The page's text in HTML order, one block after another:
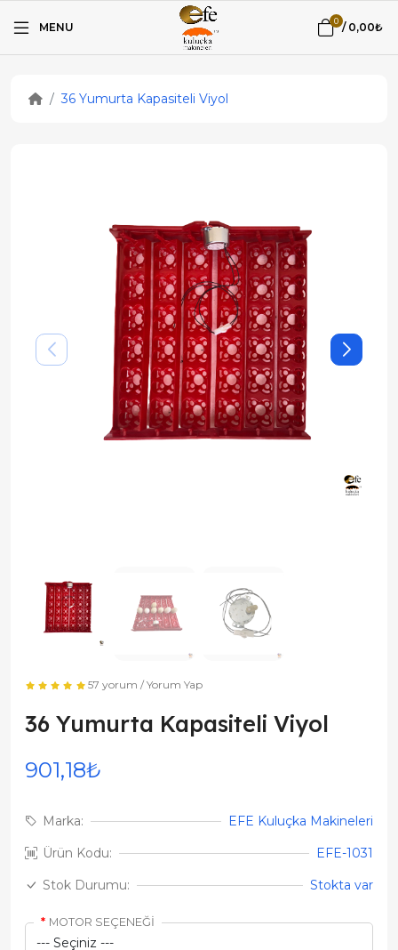
MENU 0 / 0,00₺
36 Yumurta Kapasiteli Viyol
57 yorum /Yorum Yap
36 Yumurta Kapasiteli Viyol
901,18₺
Marka:
EFE Kuluçka Makineleri
Ürün Kodu:
EFE-1031
Stok Durumu:
Stokta var
MOTOR SEÇENEĞİ